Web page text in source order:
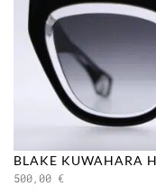
BLAKE KUWAHARA
500,00 €